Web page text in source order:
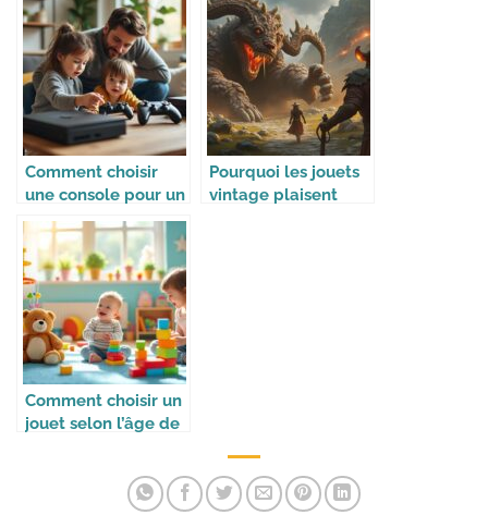
accompagner la
croissance de bébé
Comment choisir
une console pour un
enfant ?
Pourquoi les jouets
vintage plaisent
Comment choisir un
jouet selon l’âge de